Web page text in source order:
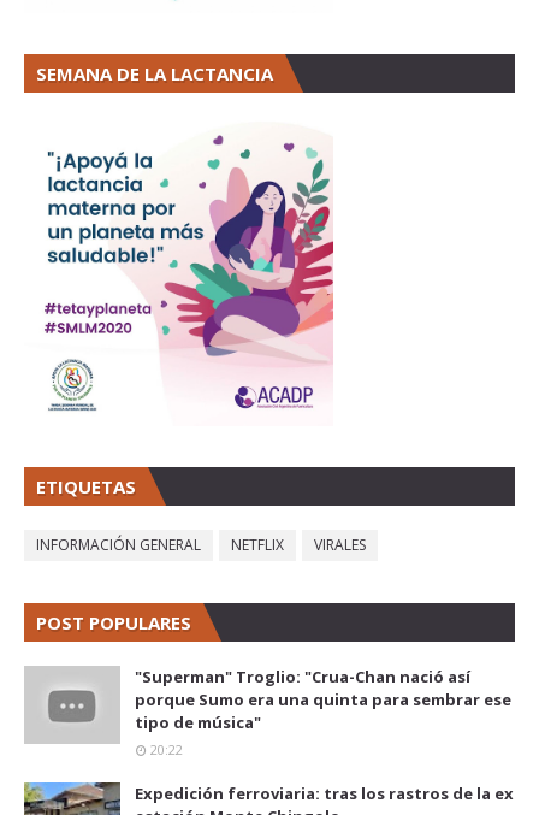
SEMANA DE LA LACTANCIA
ETIQUETAS
INFORMACIÓN GENERAL NETFLIX VIRALES
POST POPULARES
"Superman" Troglio: "Crua-Chan nació así
porque Sumo era una quinta para sembrar ese
tipo de música"
20:22
Expedición ferroviaria: tras los rastros de la ex